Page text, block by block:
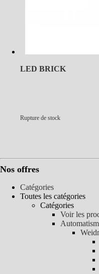
LED BRICK
Rupture de stock
Nos offres
Catégories
Toutes les catégories
Catégories
Voir les